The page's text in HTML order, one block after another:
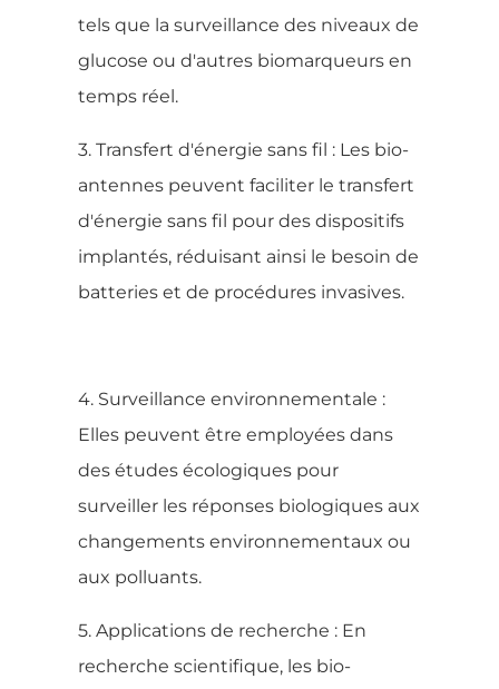
tels que la surveillance des niveaux de
glucose ou d'autres biomarqueurs en
temps réel.
3. Transfert d'énergie sans fil : Les bio-
antennes peuvent faciliter le transfert
d'énergie sans fil pour des dispositifs
implantés, réduisant ainsi le besoin de
batteries et de procédures invasives.
4. Surveillance environnementale :
Elles peuvent être employées dans
des études écologiques pour
surveiller les réponses biologiques aux
changements environnementaux ou
aux polluants.
5. Applications de recherche : En
recherche scientifique, les bio-